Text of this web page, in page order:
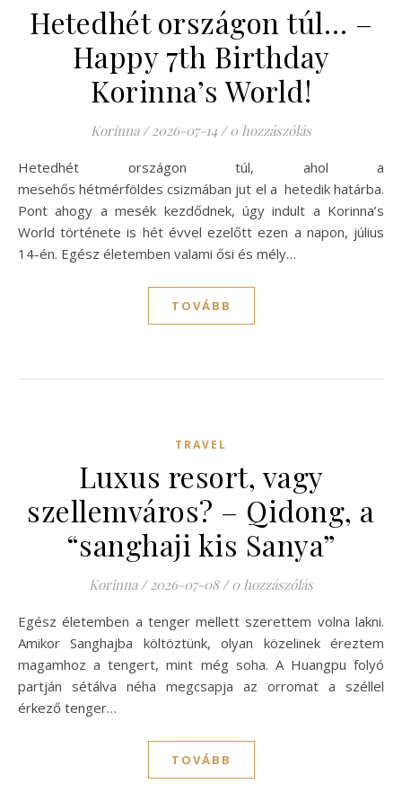
Hetedhét országon túl… –
Happy 7th Birthday
Korinna’s World!
Korinna / 2026-07-14 / 0 hozzászólás
Hetedhét országon túl, ahol a
mesehős hétmérföldes csizmában jut el a hetedik határba.
Pont ahogy a mesék kezdődnek, úgy indult a Korinna’s
World története is hét évvel ezelőtt ezen a napon, július
14-én. Egész életemben valami ősi és mély…
TOVÁBB
TRAVEL
Luxus resort, vagy
szellemváros? – Qidong, a
“sanghaji kis Sanya”
Korinna / 2026-07-08 / 0 hozzászólás
Egész életemben a tenger mellett szerettem volna lakni.
Amikor Sanghajba költöztünk, olyan közelinek éreztem
magamhoz a tengert, mint még soha. A Huangpu folyó
partján sétálva néha megcsapja az orromat a széllel
érkező tenger…
TOVÁBB